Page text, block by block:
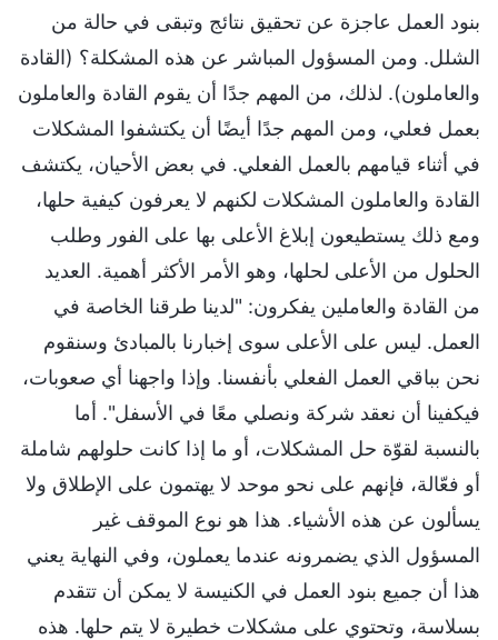
بنود العمل عاجزة عن تحقيق نتائج وتبقى في حالة من
الشلل. ومن المسؤول المباشر عن هذه المشكلة؟ (القادة
والعاملون). لذلك، من المهم جدًا أن يقوم القادة والعاملون
بعمل فعلي، ومن المهم جدًا أيضًا أن يكتشفوا المشكلات
في أثناء قيامهم بالعمل الفعلي. في بعض الأحيان، يكتشف
القادة والعاملون المشكلات لكنهم لا يعرفون كيفية حلها،
ومع ذلك يستطيعون إبلاغ الأعلى بها على الفور وطلب
الحلول من الأعلى لحلها، وهو الأمر الأكثر أهمية. العديد
من القادة والعاملين يفكرون: "لدينا طرقنا الخاصة في
العمل. ليس على الأعلى سوى إخبارنا بالمبادئ وسنقوم
نحن بباقي العمل الفعلي بأنفسنا. وإذا واجهنا أي صعوبات،
فيكفينا أن نعقد شركة ونصلي معًا في الأسفل". أما
بالنسبة لقوّة حل المشكلات، أو ما إذا كانت حلولهم شاملة
أو فعّالة، فإنهم على نحو موحد لا يهتمون على الإطلاق ولا
يسألون عن هذه الأشياء. هذا هو نوع الموقف غير
المسؤول الذي يضمرونه عندما يعملون، وفي النهاية يعني
هذا أن جميع بنود العمل في الكنيسة لا يمكن أن تتقدم
بسلاسة، وتحتوي على مشكلات خطيرة لا يتم حلها. هذه